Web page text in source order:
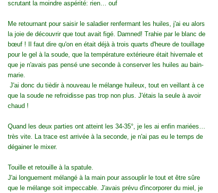
scrutant la moindre aspérité: rien… ouf
Me retournant pour saisir le saladier renfermant les huiles, j'ai eu alors
la joie de découvrir que tout avait figé. Damned! Trahie par le blanc de
bœuf ! Il faut dire qu'on en était déjà à trois quarts d'heure de touillage
pour le gel à la soude, que la température extérieure était hivernale et
que je n'avais pas pensé une seconde à conserver les huiles au bain-
marie.
J'ai donc du tièdir à nouveau le mélange huileux, tout en veillant à ce
que la soude ne refroidisse pas trop non plus. J'étais la seule à avoir
chaud !
Quand les deux parties ont atteint les 34-35°, je les ai enfin mariées…
très vite. La trace est arrivée à la seconde, je n'ai pas eu le temps de
dégainer le mixer.
Touille et retouille à la spatule.
J'ai longuement mélangé à la main pour assouplir le tout et être sûre
que le mélange soit impeccable. J'avais prévu d'incorporer du miel, je